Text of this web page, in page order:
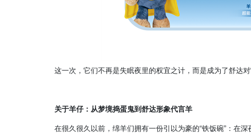
这一次，它们不再是失眠夜里的权宜之计，而是成为了舒达对
关于羊仔：从梦境捣蛋鬼到舒达形象代言羊
在很久很久以前，绵羊们拥有一份引以为豪的“铁饭碗”：在深